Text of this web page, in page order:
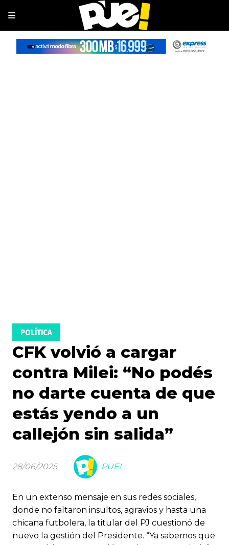
CFK volvió a cargar
contra Milei: “No podés
no darte cuenta de que
estás yendo a un
callejón sin salida”
En un extenso mensaje en sus redes sociales,
donde no faltaron insultos, agravios y hasta una
chicana futbolera, la titular del PJ cuestionó de
nuevo la gestión del Presidente. “Ya sabemos que
POLÍTICA
28/06/2025 PUE!